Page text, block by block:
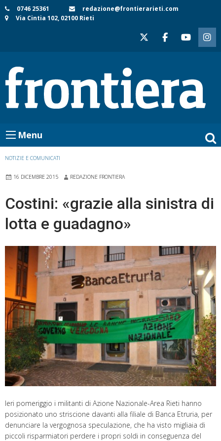
Skip
to
0746 25361
redazione@frontierarieti.com
Via Cintia 102, 02100 Rieti
Menu
NOTIZIE E COMUNICATI
16 DICEMBRE 2015 REDAZIONE FRONTIERA
Costini: «grazie alla sinistra di
lotta e guadagno»
Ieri pomeriggio i militanti di Azione Nazionale-Area Rieti hanno
posizionato uno striscione davanti alla filiale di Banca Etruria, per
denunciare la vergognosa speculazione, che ha visto migliaia di
piccoli risparmiatori perdere i propri soldi in conseguenza del